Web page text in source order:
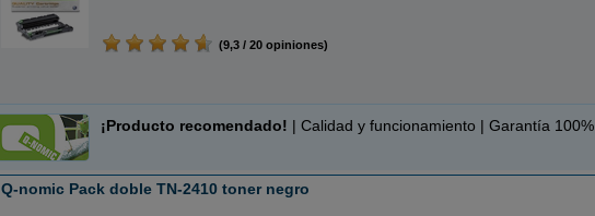
(9,3 / 20 opiniones)
¡Producto recomendado! | Calidad y funcionamiento | Garantía 100%
Q-nomic Pack doble TN-2410 toner negro